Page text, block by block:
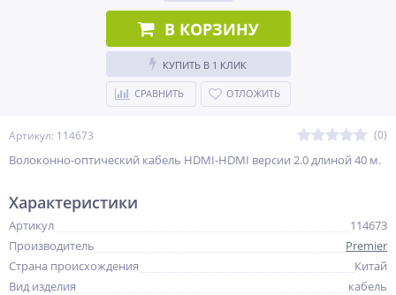
Артикул: 114673 (0)
Волоконно-оптический кабель HDMI-HDMI версии 2.0 длиной 40 м.
В КОРЗИНУ
КУПИТЬ В 1 КЛИК
СРАВНИТЬ ОТЛОЖИТЬ
Характеристики
Артикул
114673
Производитель
Premier
Страна происхождения
Китай
Вид изделия
кабель